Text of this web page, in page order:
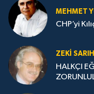
MEHMET
CHP’yi
ZEKI
HALKÇI